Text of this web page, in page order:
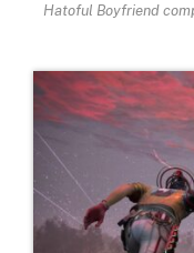
Hatoful Boyfriend